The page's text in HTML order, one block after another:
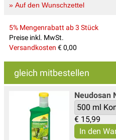
» Auf den Wunschzettel
5% Mengenrabatt ab 3 Stück
Preise inkl. MwSt.
Versandkosten € 0,00
gleich mitbestellen
Neudosan
€ 15,99